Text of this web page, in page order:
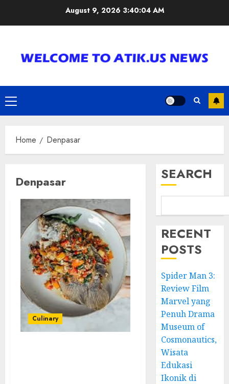
August 9, 2026 3:40:04 AM
Primary
Menu
Home Denpasar
Denpasar
Culinary
SEARCH
RECENT
POSTS
Spider Man 3:
Review Film
Marvel yang
Penuh Drama
Museum of
Cosmonautics,
Wisata
Edukasi
Ikonik di